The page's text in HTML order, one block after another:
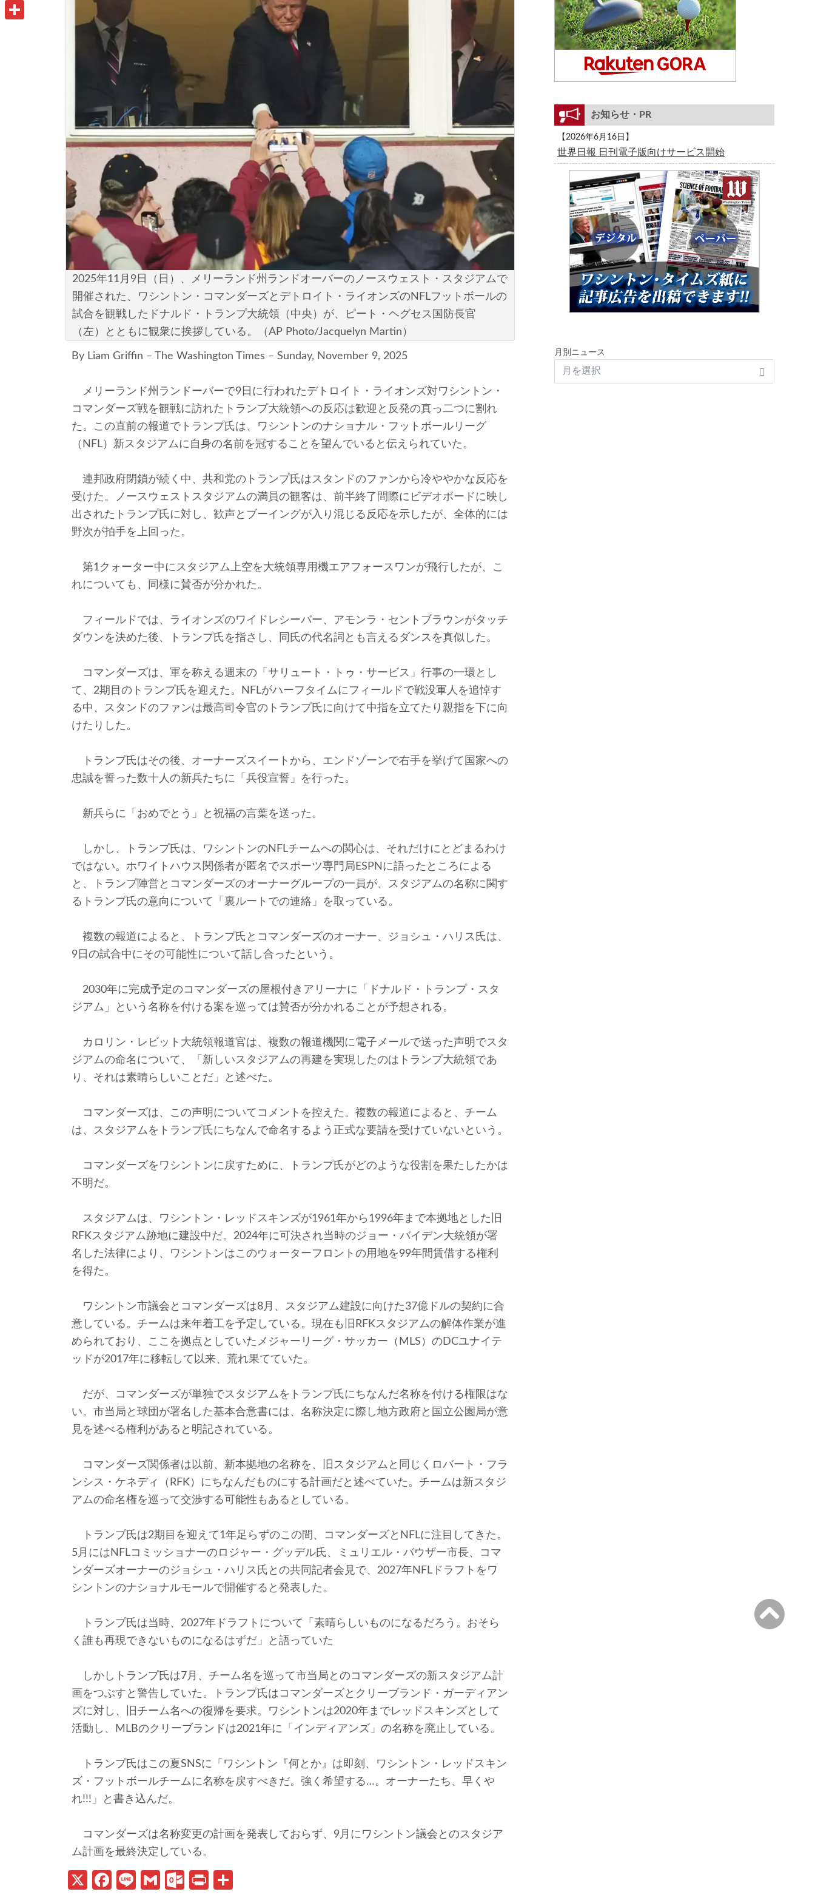
2025年11月9日（日）、メリーランド州ランドオーバーのノースウェスト・スタジアムで
開催された、ワシントン・コマンダーズとデトロイト・ライオンズのNFLフットボールの
試合を観戦したドナルド・トランプ大統領（中央）が、ピート・ヘグセス国防長官
（左）とともに観衆に挨拶している。（AP Photo/Jacquelyn Martin）
By Liam Griffin – The Washington Times – Sunday, November 9, 2025
メリーランド州ランドーバーで9日に行われたデトロイト・ライオンズ対ワシントン・
コマンダーズ戦を観戦に訪れたトランプ大統領への反応は歓迎と反発の真っ二つに割れ
た。この直前の報道でトランプ氏は、ワシントンのナショナル・フットボールリーグ
（NFL）新スタジアムに自身の名前を冠することを望んでいると伝えられていた。
連邦政府閉鎖が続く中、共和党のトランプ氏はスタンドのファンから冷ややかな反応を
受けた。ノースウェストスタジアムの満員の観客は、前半終了間際にビデオボードに映し
出されたトランプ氏に対し、歓声とブーイングが入り混じる反応を示したが、全体的には
野次が拍手を上回った。
第1クォーター中にスタジアム上空を大統領専用機エアフォースワンが飛行したが、こ
れについても、同様に賛否が分かれた。
フィールドでは、ライオンズのワイドレシーバー、アモンラ・セントブラウンがタッチ
ダウンを決めた後、トランプ氏を指さし、同氏の代名詞とも言えるダンスを真似した。
コマンダーズは、軍を称える週末の「サリュート・トゥ・サービス」行事の一環とし
て、2期目のトランプ氏を迎えた。NFLがハーフタイムにフィールドで戦没軍人を追悼す
る中、スタンドのファンは最高司令官のトランプ氏に向けて中指を立てたり親指を下に向
けたりした。
トランプ氏はその後、オーナーズスイートから、エンドゾーンで右手を挙げて国家への
忠誠を誓った数十人の新兵たちに「兵役宣誓」を行った。
新兵らに「おめでとう」と祝福の言葉を送った。
しかし、トランプ氏は、ワシントンのNFLチームへの関心は、それだけにとどまるわけ
ではない。ホワイトハウス関係者が匿名でスポーツ専門局ESPNに語ったところによる
と、トランプ陣営とコマンダーズのオーナーグループの一員が、スタジアムの名称に関す
るトランプ氏の意向について「裏ルートでの連絡」を取っている。
複数の報道によると、トランプ氏とコマンダーズのオーナー、ジョシュ・ハリス氏は、
9日の試合中にその可能性について話し合ったという。
2030年に完成予定のコマンダーズの屋根付きアリーナに「ドナルド・トランプ・スタ
ジアム」という名称を付ける案を巡っては賛否が分かれることが予想される。
カロリン・レビット大統領報道官は、複数の報道機関に電子メールで送った声明でスタ
ジアムの命名について、「新しいスタジアムの再建を実現したのはトランプ大統領であ
り、それは素晴らしいことだ」と述べた。
コマンダーズは、この声明についてコメントを控えた。複数の報道によると、チーム
は、スタジアムをトランプ氏にちなんで命名するよう正式な要請を受けていないという。
コマンダーズをワシントンに戻すために、トランプ氏がどのような役割を果たしたかは
不明だ。
スタジアムは、ワシントン・レッドスキンズが1961年から1996年まで本拠地とした旧
RFKスタジアム跡地に建設中だ。2024年に可決され当時のジョー・バイデン大統領が署
名した法律により、ワシントンはこのウォーターフロントの用地を99年間賃借する権利
を得た。
ワシントン市議会とコマンダーズは8月、スタジアム建設に向けた37億ドルの契約に合
意している。チームは来年着工を予定している。現在も旧RFKスタジアムの解体作業が進
められており、ここを拠点としていたメジャーリーグ・サッカー（MLS）のDCユナイテ
ッドが2017年に移転して以来、荒れ果てていた。
だが、コマンダーズが単独でスタジアムをトランプ氏にちなんだ名称を付ける権限はな
い。市当局と球団が署名した基本合意書には、名称決定に際し地方政府と国立公園局が意
見を述べる権利があると明記されている。
コマンダーズ関係者は以前、新本拠地の名称を、旧スタジアムと同じくロバート・フラ
ンシス・ケネディ（RFK）にちなんだものにする計画だと述べていた。チームは新スタジ
アムの命名権を巡って交渉する可能性もあるとしている。
トランプ氏は2期目を迎えて1年足らずのこの間、コマンダーズとNFLに注目してきた。
5月にはNFLコミッショナーのロジャー・グッデル氏、ミュリエル・バウザー市長、コマ
ンダーズオーナーのジョシュ・ハリス氏との共同記者会見で、2027年NFLドラフトをワ
シントンのナショナルモールで開催すると発表した。
トランプ氏は当時、2027年ドラフトについて「素晴らしいものになるだろう。おそら
く誰も再現できないものになるはずだ」と語っていた
しかしトランプ氏は7月、チーム名を巡って市当局とのコマンダーズの新スタジアム計
画をつぶすと警告していた。トランプ氏はコマンダーズとクリーブランド・ガーディアン
ズに対し、旧チーム名への復帰を要求。ワシントンは2020年までレッドスキンズとして
活動し、MLBのクリーブランドは2021年に「インディアンズ」の名称を廃止している。
トランプ氏はこの夏SNSに「ワシントン『何とか』は即刻、ワシントン・レッドスキン
ズ・フットボールチームに名称を戻すべきだ。強く希望する…。オーナーたち、早くや
れ!!!」と書き込んだ。
コマンダーズは名称変更の計画を発表しておらず、9月にワシントン議会とのスタジア
ム計画を最終決定している。
X
Fa
Li
G
O
Pr
お知らせ・PR
【2026年6月16日】
世界日報 日刊電子版向けサービス開始
月別ニュース
o
t
P